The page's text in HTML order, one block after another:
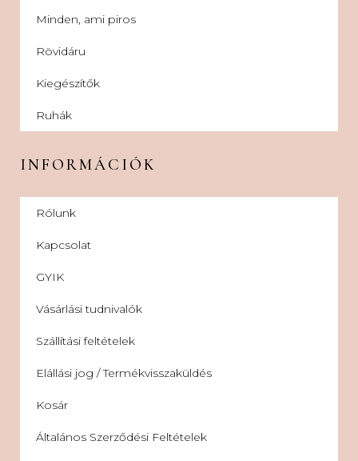
Minden, ami piros
Rövidáru
Kiegészítők
Ruhák
INFORMÁCIÓK
Rólunk
Kapcsolat
GYIK
Vásárlási tudnivalók
Szállítási feltételek
Elállási jog / Termékvisszaküldés
Kosár
Általános Szerződési Feltételek